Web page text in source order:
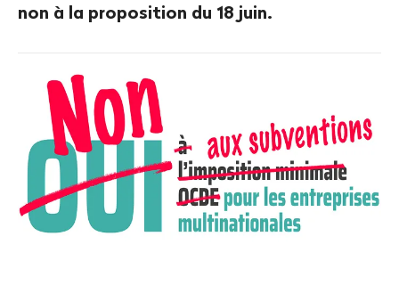
non à la proposition du 18 juin.